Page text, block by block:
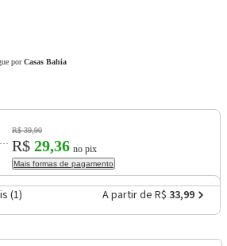
por Casas Bahia
Conjunto de Espátulas para Manteiga/Patê Brinox Beli 2051/312 - 6 Peças
R$ 39,90
R$ 29,36 no pix
Mais formas de pagamento
(1) A partir de R$ 33,99